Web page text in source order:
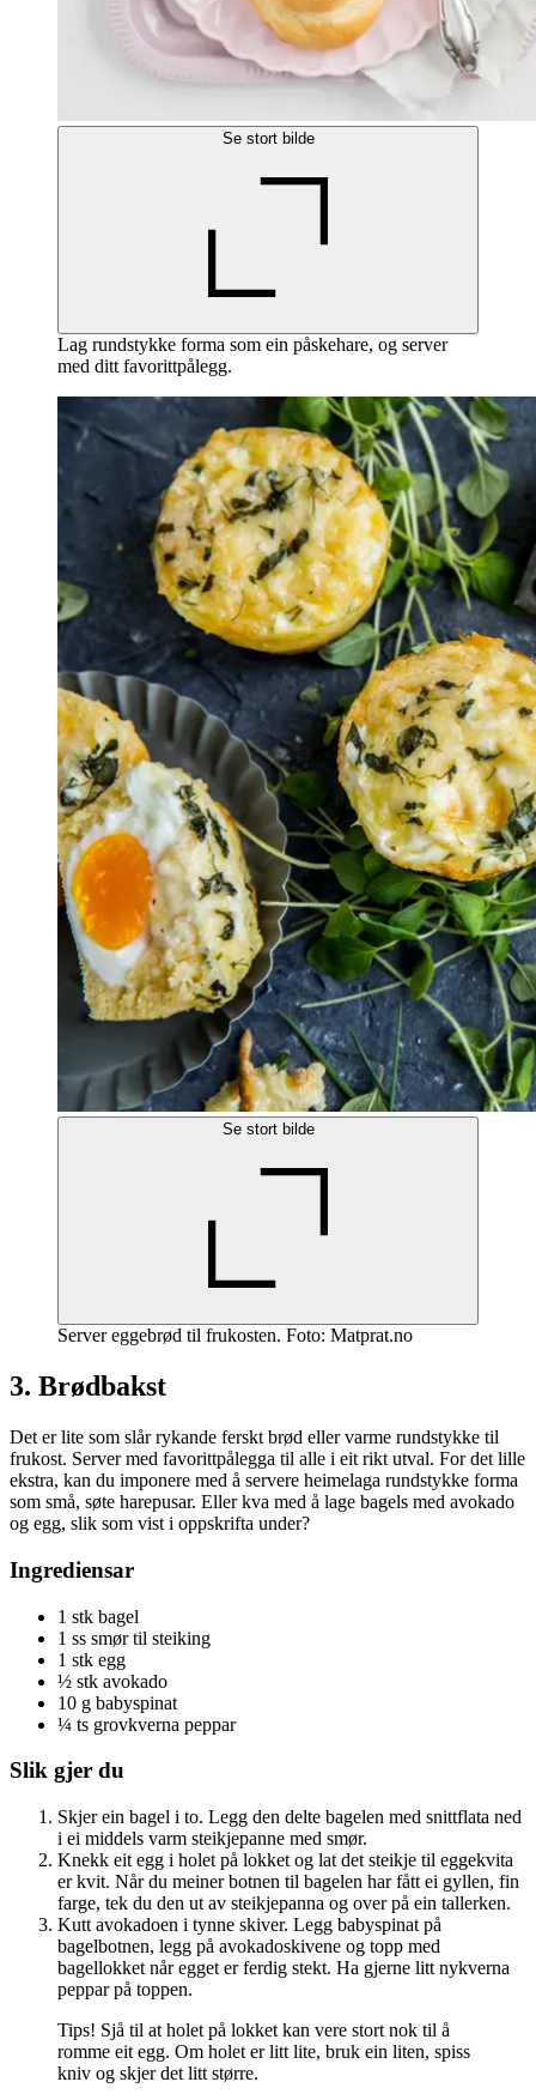
Se stort bilde
Lag rundstykke forma som ein påskehare, og server
med ditt favorittpålegg.
Se stort bilde
Server eggebrød til frukosten. Foto: Matprat.no
3. Brødbakst
Det er lite som slår rykande ferskt brød eller varme rundstykke til
frukost. Server med favorittpålegga til alle i eit rikt utval. For det lille
ekstra, kan du imponere med å servere heimelaga rundstykke forma
som små, søte harepusar. Eller kva med å lage bagels med avokado
og egg, slik som vist i oppskrifta under?
Ingrediensar
1 stk bagel
1 ss smør til steiking
1 stk egg
½ stk avokado
10 g babyspinat
¼ ts grovkverna peppar
Slik gjer du
Skjer ein bagel i to. Legg den delte bagelen med snittflata ned
i ei middels varm steikjepanne med smør.
Knekk eit egg i holet på lokket og lat det steikje til eggekvita
er kvit. Når du meiner botnen til bagelen har fått ei gyllen, fin
farge, tek du den ut av steikjepanna og over på ein tallerken.
Kutt avokadoen i tynne skiver. Legg babyspinat på
bagelbotnen, legg på avokadoskivene og topp med
bagellokket når egget er ferdig stekt. Ha gjerne litt nykverna
peppar på toppen.
Tips! Sjå til at holet på lokket kan vere stort nok til å
romme eit egg. Om holet er litt lite, bruk ein liten, spiss
kniv og skjer det litt større.